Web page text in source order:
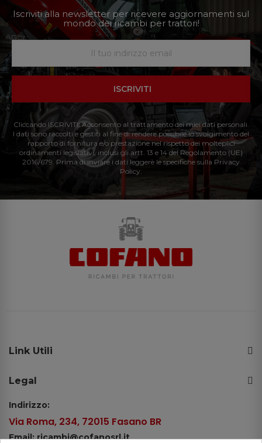
Iscriviti alla newsletter per ricevere aggiornamenti sul
mondo dei ricambi per trattori!
ISCRIVITI
Cliccando ISCRIVITI: Acconsento al trattamento dei miei dati personali.
I dati sono raccolti e gestiti al fine di rendere possibile lo svolgimento del
rapporto di fornitura e/o prestazione nel rispetto dei molteplici
ordinamenti legislativi, inclusi gli artt. 13 e 14 del Regolamento (UE)
2016/679. Prima di inviare i dati leggere le specifiche sulla Privacy
Policy.
Link Utili
Legal
Indirizzo:
Via Roma, 234, 72015 Fasano BR
Email: ricambi@cofanosrl.it